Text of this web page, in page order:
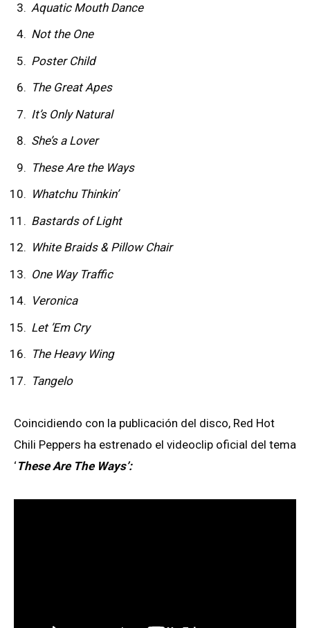
Aquatic Mouth Dance
Not the One
Poster Child
The Great Apes
It’s Only Natural
She’s a Lover
These Are the Ways
Whatchu Thinkin’
Bastards of Light
White Braids & Pillow Chair
One Way Traffic
Veronica
Let ’Em Cry
The Heavy Wing
Tangelo
Coincidiendo con la publicación del disco, Red Hot
Chili Peppers ha estrenado el videoclip oficial del tema
‘These Are The Ways’: